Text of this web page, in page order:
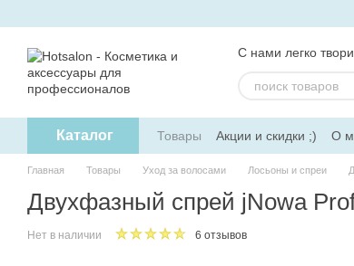
С нами легко
Каталог Товары Акции и скидки ;) О
Главная Товары Уход за волосами Лосьоны и спреи
Двухфазный спрей jNowa
Нет в наличии 6 отзывов